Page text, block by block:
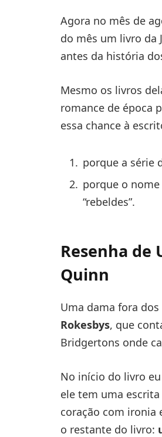
Agora no mês de
do mês um livro da
antes da história
Mesmo os livros
romance de época
essa chance à
porque a série
porque o
“rebeldes”.
Resenha de
Quinn
Uma dama fora
Rokesbys, que
Bridgertons onde
No início do livro
ele tem uma
coração com ironia
o restante do livro: